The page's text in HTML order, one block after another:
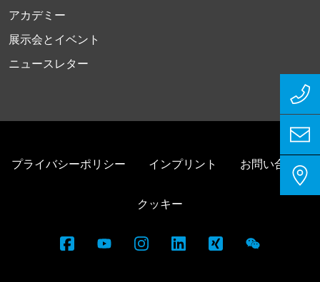
アカデミー
展示会とイベント
ニュースレター
プライバシーポリシー インプリント お問い合わせ
クッキー